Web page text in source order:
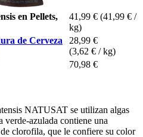
en Pellets,
41,99 € (41,99 € /
kg)
de Cerveza
28,99 €
(3,62 € / kg)
70,98 €
NATUSAT se utilizan algas
verde-azulada contiene una
clorofila, que le confiere su color